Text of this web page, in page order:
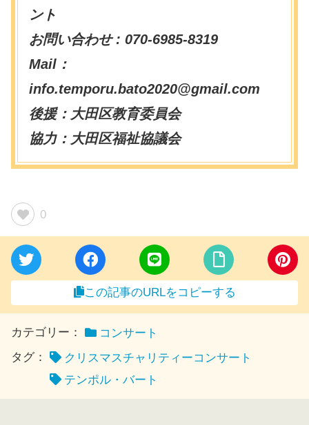
ント
お問い合わせ : 070-6985-8319
Mail：
info.temporu.bato2020@gmail.com
後援：大田区教育委員会
協力：大田区福祉協議会
0
この記事のURLをコピーする
カテゴリー：
コンサート
タグ：
クリスマスチャリティーコンサート
テンポル・バート